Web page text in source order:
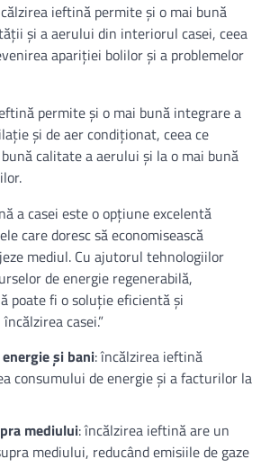
ieftină permite și o mai bună
și a aerului din interiorul casei, ceea
apariției bolilor și a problemelor
permite și o mai bună integrare a
și de aer condiționat, ceea ce
calitate a aerului și la o mai bună
a casei este o opțiune excelentă
care doresc să economisească
mediul. Cu ajutorul tehnologiilor
de energie regenerabilă,
poate fi o soluție eficientă și
casei.”
și bani: încălzirea ieftină
consumului de energie și a facturilor la
mediului: încălzirea ieftină are un
mediului, reducând emisiile de gaze